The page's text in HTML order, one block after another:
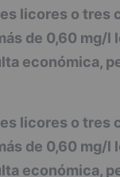
licores o tres
de 0,60 mg/l
económica,
licores o tres
de 0,60 mg/l
económica,